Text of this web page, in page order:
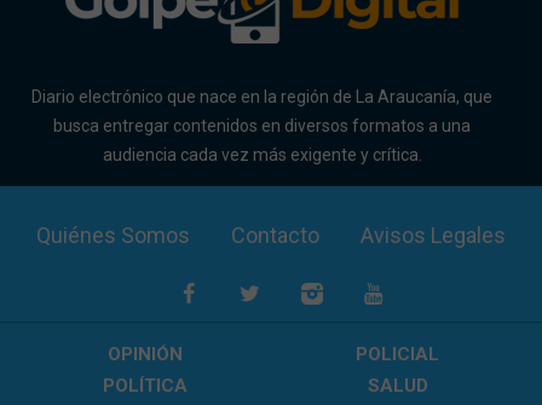
Diario electrónico que nace en la región de La Araucanía, que
busca entregar contenidos en diversos formatos a una
audiencia cada vez más exigente y crítica.
Quiénes Somos Contacto Avisos Legales
OPINIÓN
POLICIAL
POLÍTICA
SALUD